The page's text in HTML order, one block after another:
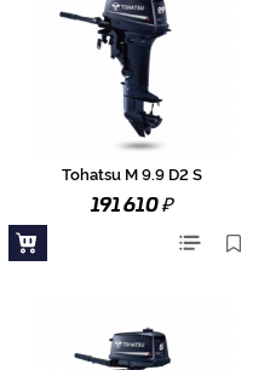
Tohatsu M 9.9 D2 S
191 610₽